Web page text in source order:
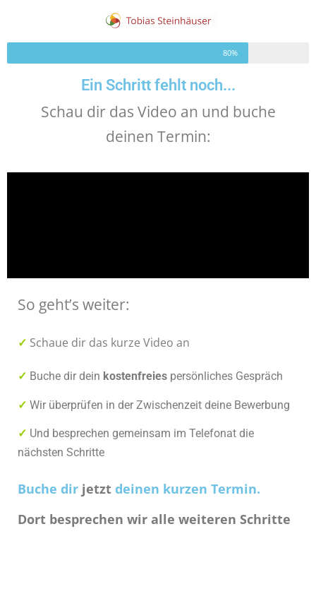
80%
Ein Schritt fehlt noch...
Schau dir das Video an und buche
deinen Termin:
So geht’s weiter:
✓ Schaue dir das kurze Video an
✓ Buche dir dein kostenfreies persönliches Gespräch
✓ Wir überprüfen in der Zwischenzeit deine Bewerbung
✓ Und besprechen gemeinsam im Telefonat die
nächsten Schritte
Buche dir jetzt deinen kurzen Termin.
Dort besprechen wir alle weiteren Schritte